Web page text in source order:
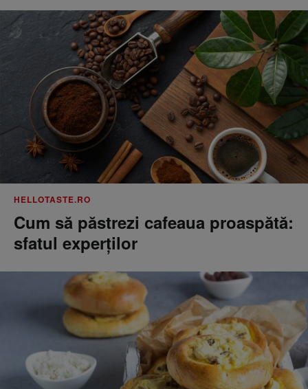
HELLOTASTE.RO
Cum să păstrezi cafeaua proaspătă:
sfatul experților